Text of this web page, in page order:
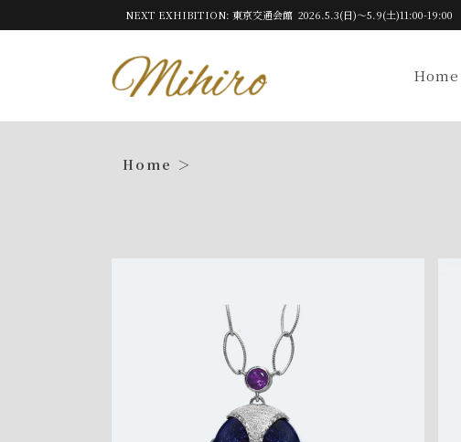
NEXT EXHIBITION: 東京交通会館 2026.5.3(日)～5.9(土)11:00-19:00
Home